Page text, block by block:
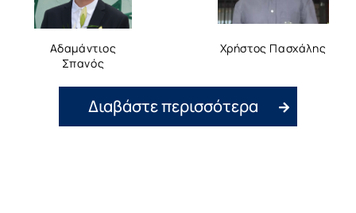
Αδαμάντιος
Σπανός
Χρήστος Πασχάλης
Διαβάστε περισσότερα